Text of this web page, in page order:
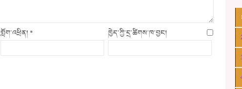
གློག་འཕྲིན། * ཁྱེད་ཀྱི་དྲ་ཚིགས་ཁ་བྱང།